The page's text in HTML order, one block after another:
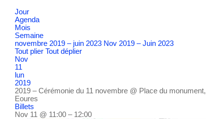
Jour
Agenda
Mois
Semaine
novembre 2019 – juin 2023 Nov 2019 – Juin 2023
Tout plier Tout déplier
Nov
11
lun
2019
2019 – Cérémonie du 11 novembre @ Place du monument,
Eoures
Billets
Nov 11 @ 11:00 – 12:00